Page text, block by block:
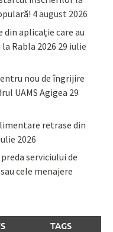
4 august 2026
din aplicație care au
Rabla 2026 29 iulie
nou de îngrijire
UAMS Agigea 29
retrase din
2026
serviciului de
cele menajere
TAGS